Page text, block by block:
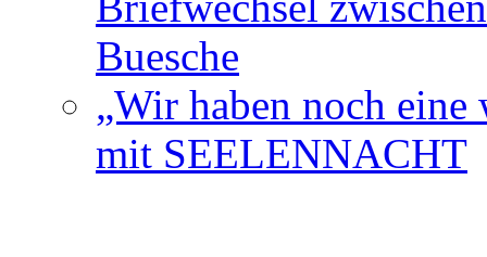
Buesche
„Wir haben noch
mit SEELENNACHT